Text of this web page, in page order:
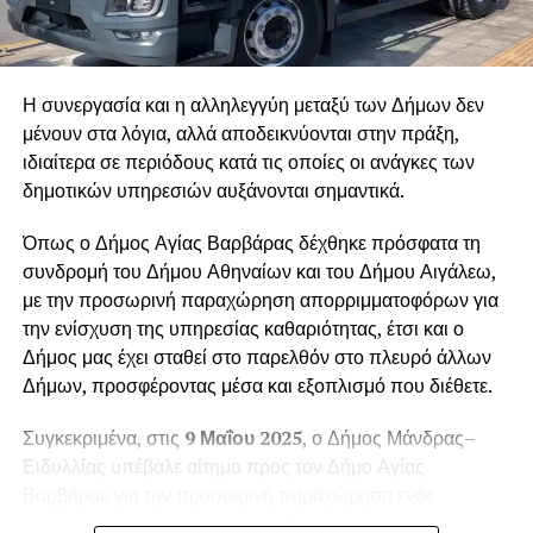
Η συνεργασία και η αλληλεγγύη μεταξύ των Δήμων δεν
μένουν στα λόγια, αλλά αποδεικνύονται στην πράξη,
ιδιαίτερα σε περιόδους κατά τις οποίες οι ανάγκες των
δημοτικών υπηρεσιών αυξάνονται σημαντικά.
Όπως ο Δήμος Αγίας Βαρβάρας δέχθηκε πρόσφατα τη
συνδρομή του Δήμου Αθηναίων και του Δήμου Αιγάλεω,
με την προσωρινή παραχώρηση απορριμματοφόρων για
την ενίσχυση της υπηρεσίας καθαριότητας, έτσι και ο
Δήμος μας έχει σταθεί στο παρελθόν στο πλευρό άλλων
Δήμων, προσφέροντας μέσα και εξοπλισμό που διέθετε.
Συγκεκριμένα, στις 9 Μαΐου 2025, ο Δήμος Μάνδρας–
Ειδυλλίας υπέβαλε αίτημα προς τον Δήμο Αγίας
απορριμματοφόρου οχήματος. Το αίτημα